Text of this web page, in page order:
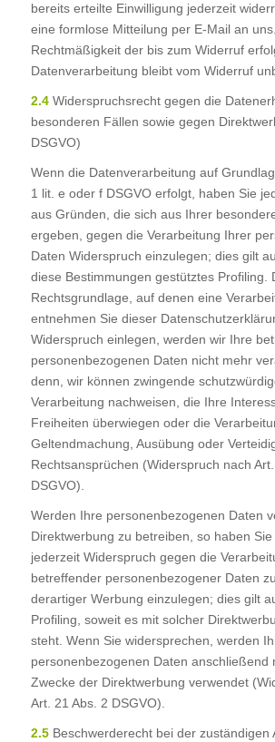
bereits erteilte Einwilligung jederzeit
eine formlose Mitteilung per E-Mail an
Rechtmäßigkeit der bis zum Widerruf
Datenverarbeitung bleibt vom Widerruf
2.4Widerspruchsrecht gegen die
besonderen Fällen sowie gegen
DSGVO)
Wenn die Datenverarbeitung auf
1 lit. e oder f DSGVO erfolgt, haben Sie
aus Gründen, die sich aus Ihrer
ergeben, gegen die Verarbeitung Ihrer
Daten Widerspruch einzulegen; dies gilt
diese Bestimmungen gestütztes Profiling.
Rechtsgrundlage, auf denen eine
entnehmen Sie dieser
Widerspruch einlegen, werden wir Ihre
personenbezogenen Daten nicht mehr
denn, wir können zwingende
Verarbeitung nachweisen, die Ihre
Freiheiten überwiegen oder die
Geltendmachung, Ausübung oder
Rechtsansprüchen (Widerspruch nach Art.
DSGVO).
Werden Ihre personenbezogenen Daten
Direktwerbung zu betreiben, so haben Sie
jederzeit Widerspruch gegen die
betreffender personenbezogener Daten
derartiger Werbung einzulegen; dies gilt
Profiling, soweit es mit solcher
steht. Wenn Sie widersprechen, werden
personenbezogenen Daten anschließend
Zwecke der Direktwerbung verwendet
Art. 21 Abs. 2 DSGVO).
2.5 Beschwerderecht bei der zuständigen